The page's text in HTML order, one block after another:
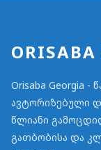
ORISABA
Orisaba Georgia -
ავტორიზებული
წლიანი
გათბობისა და